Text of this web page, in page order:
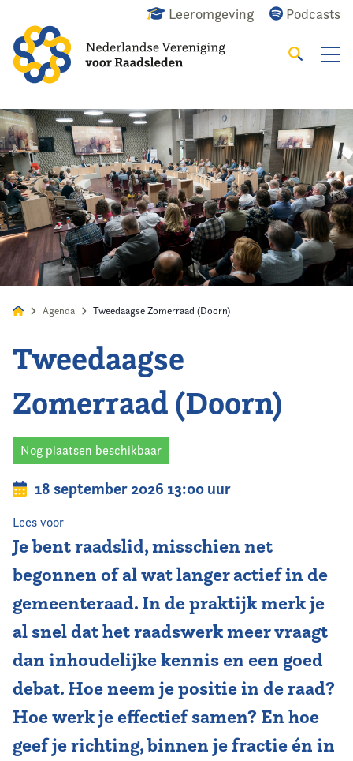
Leeromgeving Podcasts
Alles Nieuws Agenda Raadslid
Zoeken
Home
Agenda
Nieuws
Opleiding
Kennis & Informatie
Vereniging
Contact
Agenda Tweedaagse Zomerraad (Doorn)
Tweedaagse
Zomerraad (Doorn)
Nog plaatsen beschikbaar
18 september 2026 13:00 uur
Lees voor
Je bent raadslid, misschien net
begonnen of al wat langer actief in de
gemeenteraad. In de praktijk merk je
al snel dat het raadswerk meer vraagt
dan inhoudelijke kennis en een goed
debat. Hoe neem je positie in de raad?
Hoe werk je effectief samen? En hoe
geef je richting, binnen je fractie én in